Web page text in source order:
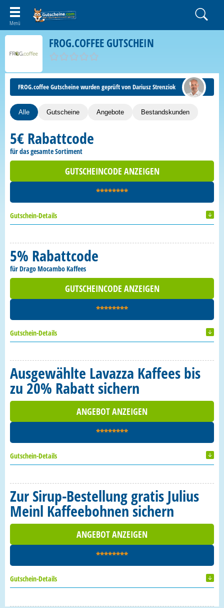
FROG.COFFEE GUTSCHEIN
FROG.coffee Gutscheine wurden geprüft von Dariusz Strenziok
Alle Gutscheine Angebote Bestandskunden
5€ Rabattcode
für das gesamte Sortiment
GUTSCHEINCODE ANZEIGEN
********
Gutschein-Details
5% Rabattcode
für Drago Mocambo Kaffees
GUTSCHEINCODE ANZEIGEN
********
Gutschein-Details
Ausgewählte Lavazza Kaffees bis
zu 20% Rabatt sichern
ANGEBOT ANZEIGEN
********
Gutschein-Details
Zur Sirup-Bestellung gratis Julius
Meinl Kaffeebohnen sichern
ANGEBOT ANZEIGEN
********
Gutschein-Details